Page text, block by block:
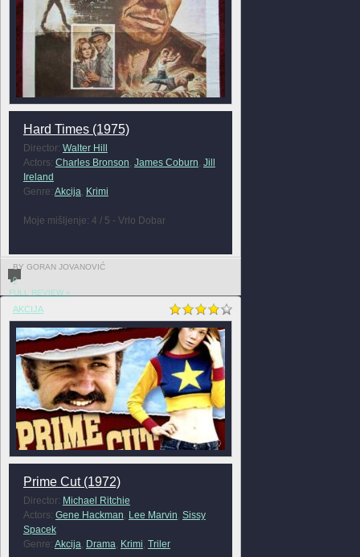
Hard Times (1975)
Director: Walter Hill
Actors: Charles Bronson James Coburn Jill
Ireland
Genre: Akcija Krimi
Moje mišljenje: 4 / 5 - Vrlo Dobar
BY GORAN JOVANOVIĆ
0
FULL REVIEW »
AKCIJA
Prime Cut (1972)
Director: Michael Ritchie
Actors: Gene Hackman Lee Marvin Sissy
Spacek
Genre: Akcija Drama Krimi Triler